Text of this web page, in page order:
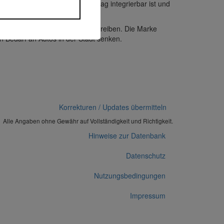
dar, das in den Alltag integrierbar ist und
Verkehrsmittel voranzutreiben. Die Marke
Bedarf an Autos in der Stadt senken.
Korrekturen / Updates übermitteln
Alle Angaben ohne Gewähr auf Vollständigkeit und Richtigkeit.
Hinweise zur Datenbank
Datenschutz
Nutzungsbedingungen
Impressum